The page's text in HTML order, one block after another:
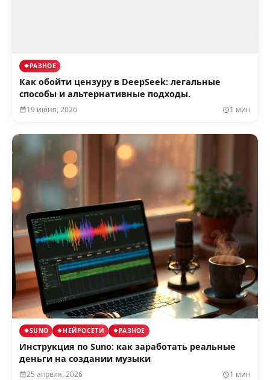
РАЗНОЕ
Как обойти цензуру в DeepSeek: легальные
способы и альтернативные подходы.
19 июня, 2026 1 мин
SUNO НЕЙРОСЕТИ РАЗНОЕ
Инструкция по Suno: как заработать реальные
деньги на создании музыки
25 апреля, 2026 1 мин